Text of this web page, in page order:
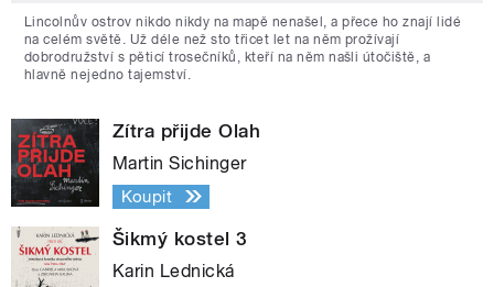
Lincolnův ostrov nikdo nikdy na mapě nenašel, a přece ho znají lidé
na celém světě. Už déle než sto třicet let na něm prožívají
dobrodružství s pěticí trosečníků, kteří na něm našli útočiště, a
hlavně nejedno tajemství.
Zítra přijde Olah
Martin Sichinger
Koupit
Šikmý kostel 3
Karin Lednická